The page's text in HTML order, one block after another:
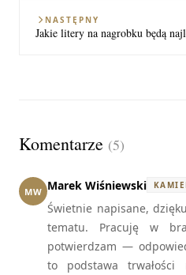
NASTĘPNY
Jakie litery na nagrobku będą
Komentarze (5)
MW Marek Wiśniewski
Świetnie napisane,
tematu. Pracuję w
potwierdzam —
to podstawa trwałości